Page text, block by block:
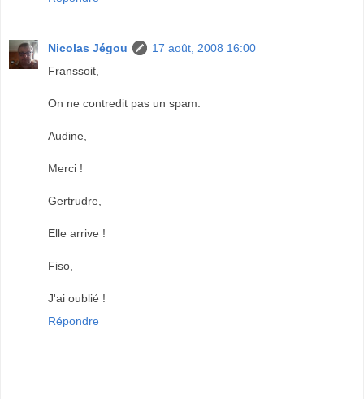
Nicolas Jégou
17 août, 2008 16:00
Franssoit,
On ne contredit pas un spam.
Audine,
Merci !
Gertrudre,
Elle arrive !
Fiso,
J'ai oublié !
Répondre